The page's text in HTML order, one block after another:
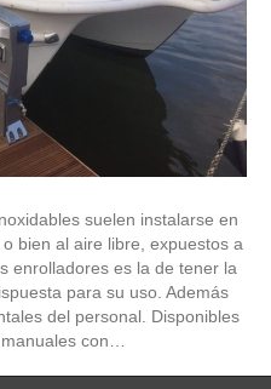
suelen instalarse en
bien al aire libre, expuestos a
enrolladores es la de tener la
para su uso. Además
del personal. Disponibles
con…